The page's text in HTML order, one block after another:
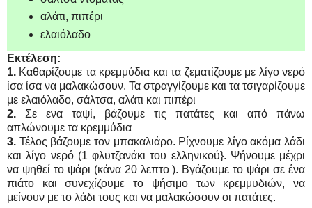
αλάτι, πιπέρι
ελαιόλαδο
Εκτέλεση:
1. Καθαρίζουμε τα κρεμμύδια και τα ζεματίζουμε με λίγο νερό
ίσα ίσα να μαλακώσουν. Τα στραγγίζουμε και τα τσιγαρίζουμε
με ελαιόλαδο, σάλτσα, αλάτι και πιπέρι
2. Σε ενα ταψί, βάζουμε τις πατάτες και από πάνω
απλώνουμε τα κρεμμύδια
3. Τέλος βάζουμε τον μπακαλιάρο. Ρίχνουμε λίγο ακόμα λάδι
και λίγο νερό (1 φλυτζανάκι του ελληνικού}. Ψήνουμε μέχρι
να ψηθεί το ψάρι (κάνα 20 λεπτο ). Βγάζουμε το ψάρι σε ένα
πιάτο και συνεχίζουμε το ψήσιμο των κρεμμυδιών, να
μείνουν με το λάδι τους και να μαλακώσουν οι πατάτες.